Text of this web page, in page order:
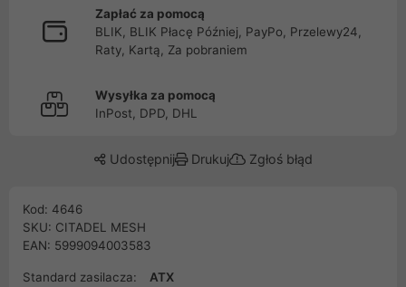
Zapłać za pomocą
BLIK, BLIK Płacę Później, PayPo, Przelewy24,
Raty, Kartą, Za pobraniem
Wysyłka za pomocą
InPost, DPD, DHL
Udostępnij Drukuj Zgłoś błąd
Kod: 4646
SKU: CITADEL MESH
EAN: 5999094003583
Standard zasilacza:
ATX